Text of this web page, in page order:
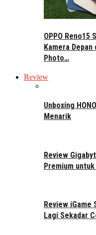
OPPO Reno15
Kamera Depan
Photo…
Review
Unboxing
Menarik
Review
Premium
Review iGame
Lagi Sekadar